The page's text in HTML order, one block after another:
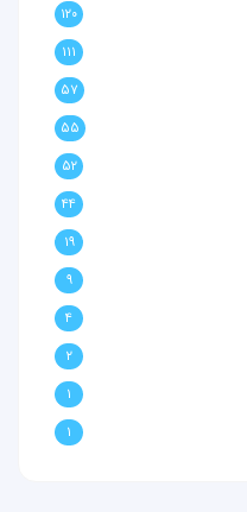
۱۲۰
۱۱۱
۵۷
۵۵
۵۲
۴۴
۱۹
۹
۴
۲
۱
۱